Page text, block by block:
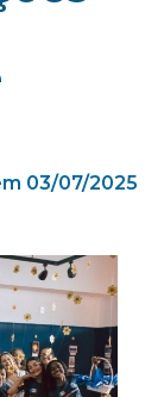
03/07/2025